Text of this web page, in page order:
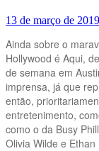
13 de março de 2019
Ainda sobre o
Hollywood é Aqui,
de semana em
imprensa, já que
então,
entretenimento,
como o da Busy
Olivia Wilde e Ethan